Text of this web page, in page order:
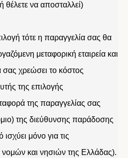
θέλετε να αποσταλλεί)
τότε η παραγγελία σας θα
μεταφορική εταιρεία και
χρεώσει το κόστος
της επιλογής
της παραγγελίας σας
της διεύθυνσης παράδοσης
μόνο για τις
και νησιών της Ελλάδας).